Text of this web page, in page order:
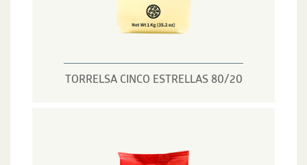
TORRELSA CINCO ESTRELLAS 80/20